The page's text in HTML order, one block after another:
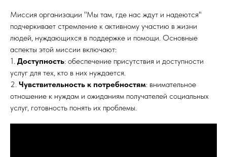
Миссия организации "Мы там, где нас ждут и надеются"
подчеркивает стремление к активному участию в жизни
людей, нуждающихся в поддержке и помощи. Основные
аспекты этой миссии включают:
1. Доступность: обеспечение присутствия и доступности
услуг для тех, кто в них нуждается.
2. Чувствительность к потребностям: внимательное
отношение к нуждам и ожиданиям получателей социальных
услуг, готовность понять их проблемы.